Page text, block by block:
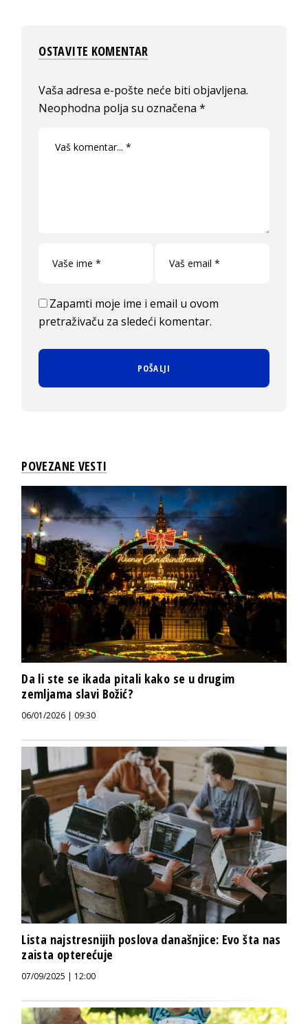
OSTAVITE KOMENTAR
Vaša adresa e-pošte neće biti objavljena.
Neophodna polja su označena*
Zapamti moje ime i email u ovom
pretraživaču za sledeći komentar.
POVEZANE VESTI
Da li ste se ikada pitali kako se u drugim
zemljama slavi Božić?
06/01/2026 | 09:30
Lista najstresnijih poslova današnjice: Evo šta nas
zaista opterećuje
07/09/2025 | 12:00